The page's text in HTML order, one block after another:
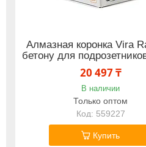
Алмазная коронка Vira
бетону для
20 497 ₸
В наличии
Только оптом
559227
Купить